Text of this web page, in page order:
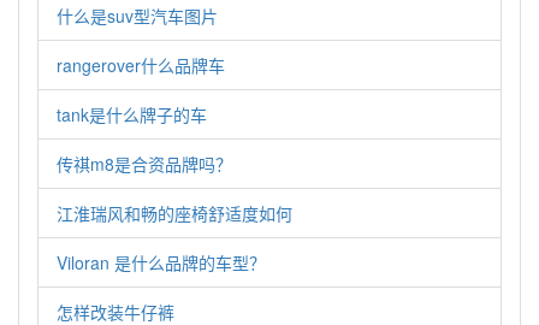
什么是suv型汽车图片
rangerover什么品牌车
tank是什么牌子的车
传祺m8是合资品牌吗？
江淮瑞风和畅的座椅舒适度如何
Viloran 是什么品牌的车型？
怎样改装牛仔裤